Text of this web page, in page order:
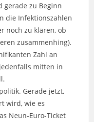
gerade zu Beginn
die Infektionszahlen
noch zu klären, ob
zusammenhing).
Zahl an
mitten in
Gerade jetzt,
wird, wie es
Neun-Euro-Ticket